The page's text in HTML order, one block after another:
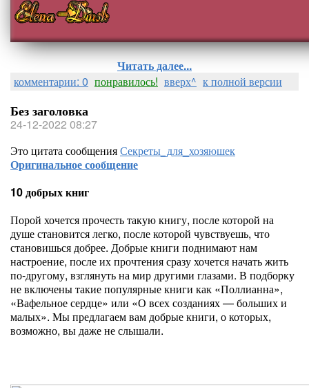
Читать далее...
комментарии: 0 понравилось! вверх^ к полной версии
Без заголовка
24-12-2022 08:27
Это цитата сообщенияСекреты_для_хозяюшек
Оригинальное сообщение
10 добрых книг
Порой хочется прочесть такую книгу, после которой на
душе становится легко, после которой чувствуешь, что
становишься добрее. Добрые книги поднимают нам
настроение, после их прочтения сразу хочется начать жить
по-другому, взглянуть на мир другими глазами. В подборку
не включены такие популярные книги как «Поллианна»,
«Вафельное сердце» или «О всех созданиях — больших и
малых». Мы предлагаем вам добрые книги, о которых,
возможно, вы даже не слышали.